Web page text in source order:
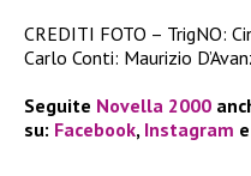
CREDITI FOTO – TrigNO:
Carlo Conti: Maurizio
Seguite Novella 2000
su: Facebook, Instagram e